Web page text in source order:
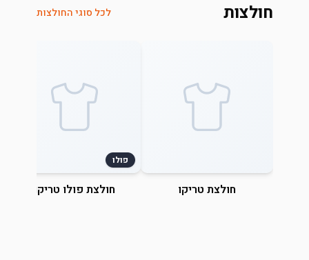
חולצות לכל סוגי החולצות
חולצת טריקו
פולו
חולצת פולו טריקו